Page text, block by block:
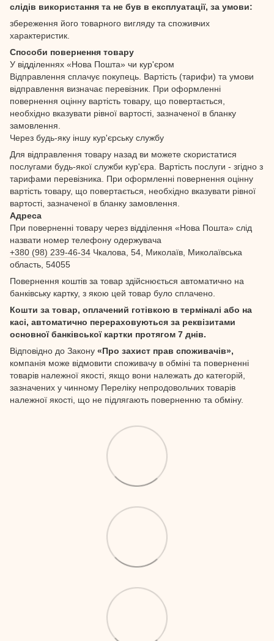
слідів використання та не був в експлуатації, за умови:
збереження його товарного вигляду та споживчих
характеристик.
Способи повернення товару
У відділеннях «Нова Пошта» чи кур'єром
Відправлення сплачує покупець. Вартість (тарифи) та умови
відправлення визначає перевізник. При оформленні
повернення оцінну вартість товару, що повертається,
необхідно вказувати рівної вартості, зазначеної в бланку
замовлення.
Через будь-яку іншу кур'єрську службу
Для відправлення товару назад ви можете скористатися
послугами будь-якої служби кур'єра. Вартість послуги - згідно з
тарифами перевізника. При оформленні повернення оцінну
вартість товару, що повертається, необхідно вказувати рівної
вартості, зазначеної в бланку замовлення.
Адреса
При поверненні товару через відділення «Нова Пошта» слід
назвати номер телефону одержувача
+380 (98) 239-46-34 Чкалова, 54, Миколаїв, Миколаївська
область, 54055
Повернення коштів за товар здійснюється автоматично на
банківську картку, з якою цей товар було сплачено.
Кошти за товар, оплачений готівкою в терміналі або на
касі, автоматично перераховуються за реквізитами
основної банківської картки протягом 7 днів.
Відповідно до Закону «Про захист прав споживачів»,
компанія може відмовити споживачу в обміні та поверненні
товарів належної якості, якщо вони належать до категорій,
зазначених у чинному Переліку непродовольчих товарів
належної якості, що не підлягають поверненню та обміну.